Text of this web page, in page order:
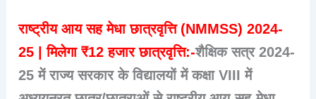
राष्ट्रीय आय सह मेधा छात्रवृत्ति (NMMSS) 2024-
25 | मिलेगा ₹12 हजार छात्रवृत्ति:-शैक्षिक सत्र 2024-
25 में राज्य सरकार के विद्यालयों में कक्षा VIII में